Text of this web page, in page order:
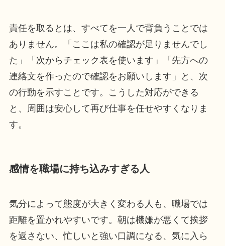
責任を取るとは、すべてを一人で背負うことでは
ありません。「ここは私の確認が足りませんでし
た」「次からチェック表を使います」「先方への
連絡文を作ったので確認をお願いします」と、次
の行動を示すことです。こうした対応ができる
と、周囲は安心して再び仕事を任せやすくなりま
す。
感情を職場に持ち込みすぎる人
気分によって態度が大きく変わる人も、職場では
距離を置かれやすいです。朝は機嫌が悪くて挨拶
を返さない、忙しいと強い口調になる、気に入ら